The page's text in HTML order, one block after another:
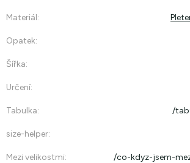
Materiál:
Opatek:
Šířka:
Určení:
Tabulka: /
size-helper:
Mezi velikostmi: /co-kdyz-jsem-